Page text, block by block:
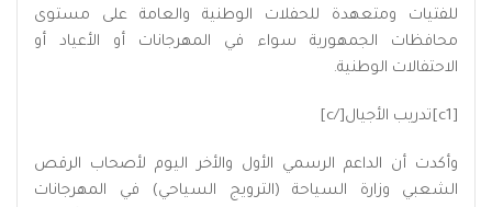
للفتيات ومتعهدة للحفلات الوطنية والعامة على مستوى
محافظات الجمهورية سواء في المهرجانات أو الأعياد أو
الاحتفالات الوطنية.
[c1]تدريب الأجيال[/c]
وأكدت أن الداعم الرسمي الأول والأخر اليوم لأصحاب الرقص
الشعبي وزارة السياحة (الترويج السياحي) في المهرجانات